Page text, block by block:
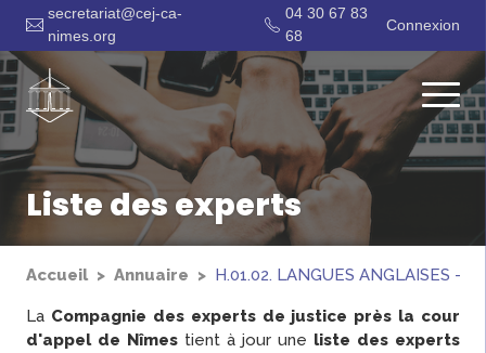
secretariat@cej-ca-
nimes.org
04 30 67 83
68
Connexion
Liste des experts
Accueil Annuaire H.01.02. LANGUES ANGLAISES -
La Compagnie des experts de justice près la cour
d'appel de Nîmes tient à jour une liste des experts